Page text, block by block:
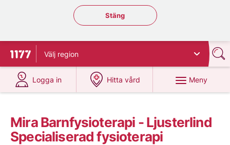
Stäng regionsväljaren
Stäng
Till startsidan för 1177
Välj region
Logga in
på 1177.se
Hitta vård
på 1177.se
Meny
Mira Barnfysioterapi - Ljusterlind
Specialiserad fysioterapi